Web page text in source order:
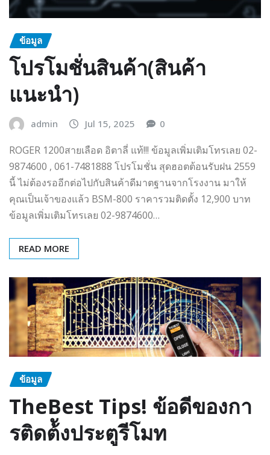
ข้อมูล
โปรโมชั่นสินค้า(สินค้า
แนะนำ)
admin Jul 15, 2025 0
ROGER 1200สายเลือด อิตาลี่ แท้!!! ข้อมูลเพิ่มเติมโทรเลย 02-
9874600 , 061-7481888 โปรโมชั่น สุดฮอตต้อนรับฝน 2559
นี้ ไม่ต้องรออีกต่อไปกับสินค้าดีมาตฐานจากโรงงาน มาให้
คุณเป็นเจ้าของแล้ว BSM-800 ราคารวมติดตั้ง 12,900 บาท
ข้อมูลเพิ่มเติมโทรเลย 02-9874600…
READ MORE
ข้อมูล
TheBest Tips! ข้อดีของกา
รติดต้ังประตูรีโมท